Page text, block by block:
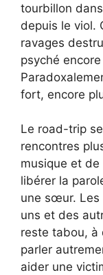
tourbillon
depuis le viol.
ravages
psyché
fort, encore
Le road-trip
rencontres
musique et de
libérer la
une sœur. Les
uns et des
reste tabou, à
parler
aider une